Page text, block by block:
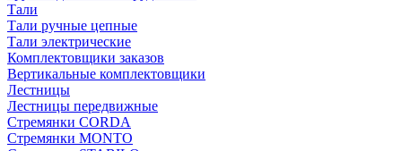
Тали
Тали ручные цепные
Тали электрические
Комплектовщики заказов
Вертикальные комплектовщики
Лестницы
Лестницы передвижные
Стремянки CORDA
Стремянки MONTO